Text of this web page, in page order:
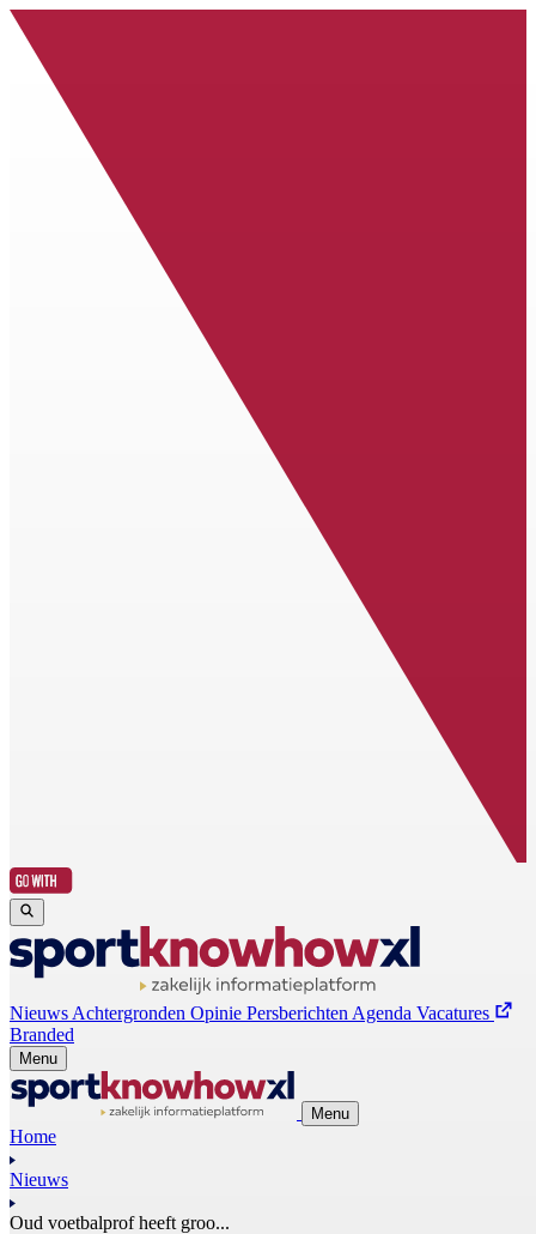
Nieuws Achtergronden Opinie Persberichten Agenda Vacatures
Branded
Menu
Menu
Home
Nieuws
Oud voetbalprof heeft groo...